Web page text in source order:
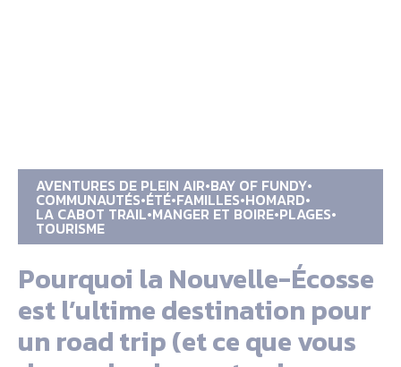
AVENTURES DE PLEIN AIR BAY OF FUNDY
COMMUNAUTÉS ÉTÉ FAMILLES HOMARD
LA CABOT TRAIL MANGER ET BOIRE PLAGES
TOURISME
Pourquoi la Nouvelle-Écosse
est l’ultime destination pour
un road trip (et ce que vous